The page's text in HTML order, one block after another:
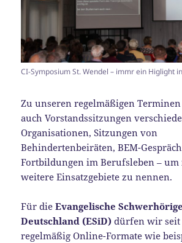
CI-Symposium St. Wendel – immr ein Higlight
Zu unseren regelmäßigen
auch Vorstandssitzungen
Organisationen, Sitzungen von
Behindertenbeiräten, BEM-
Fortbildungen im Berufsleben –
weitere Einsatzgebiete zu nennen.
Für dieEvangelische
Deutschland (ESiD) dürfen wir seit
regelmäßig Online-Formate wie